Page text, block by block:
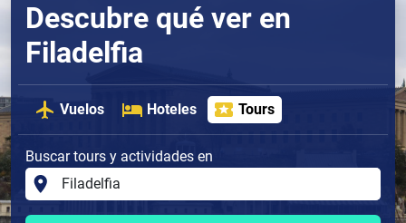
Descubre qué ver en
Filadelfia
Vuelos Hoteles Tours
Buscar tours y actividades en